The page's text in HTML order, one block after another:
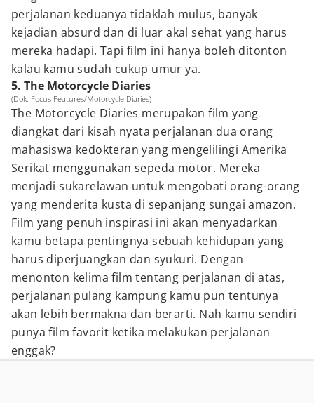
perjalanan keduanya tidaklah mulus, banyak
kejadian absurd dan di luar akal sehat yang harus
mereka hadapi. Tapi film ini hanya boleh ditonton
kalau kamu sudah cukup umur ya.
5. The Motorcycle Diaries
(Dok. Focus Features/Motorcycle Diaries)
The Motorcycle Diaries merupakan film yang
diangkat dari kisah nyata perjalanan dua orang
mahasiswa kedokteran yang mengelilingi Amerika
Serikat menggunakan sepeda motor. Mereka
menjadi sukarelawan untuk mengobati orang-orang
yang menderita kusta di sepanjang sungai amazon.
Film yang penuh inspirasi ini akan menyadarkan
kamu betapa pentingnya sebuah kehidupan yang
harus diperjuangkan dan syukuri. Dengan
menonton kelima film tentang perjalanan di atas,
perjalanan pulang kampung kamu pun tentunya
akan lebih bermakna dan berarti. Nah kamu sendiri
punya film favorit ketika melakukan perjalanan
enggak?